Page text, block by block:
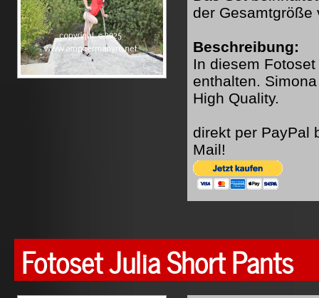
der Gesamtgröße
Beschreibung:
In diesem
enthalten.
High Quality.
direkt per PayPal
Mail!
Fotoset Julia Short Pants